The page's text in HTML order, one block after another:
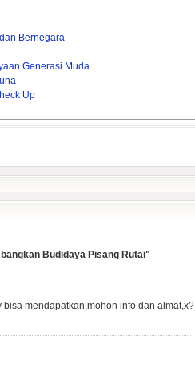
Bernegara
Generasi Muda
Up
Budidaya Pisang Rutai"
mendapatkan,mohon info dan almat,x?